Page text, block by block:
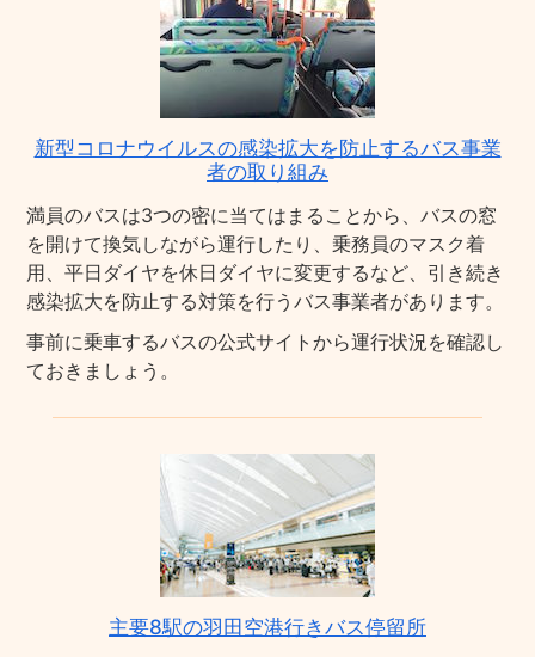
新型コロナウイルスの感染拡大を防止するバス事業
者の取り組み
満員のバスは3つの密に当てはまることから、バスの窓
を開けて換気しながら運行したり、乗務員のマスク着
用、平日ダイヤを休日ダイヤに変更するなど、引き続き
感染拡大を防止する対策を行うバス事業者があります。
事前に乗車するバスの公式サイトから運行状況を確認し
ておきましょう。
主要8駅の羽田空港行きバス停留所